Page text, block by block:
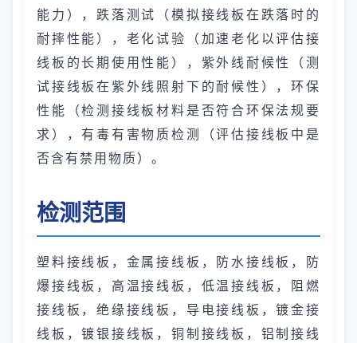
能力），跌落测试（模拟接线板在跌落时的
耐摔性能），老化试验（加速老化以评估接
线板的长期使用性能），紫外线耐候性（测
试接线板在紫外线照射下的耐候性），环保
性能（检测接线板材料是否符合环保法规要
求），有毒有害物质检测（评估接线板中是
否含有禁用物质）。
检测范围
塑料接线板，金属接线板，防水接线板，防
爆接线板，高温接线板，低温接线板，阻燃
接线板，绝缘接线板，导电接线板，镀金接
线板，镀银接线板，铜制接线板，铝制接线